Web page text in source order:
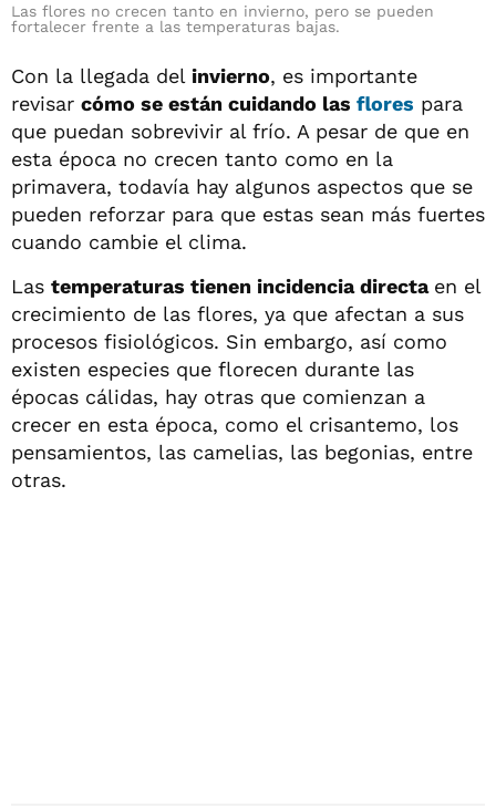
Las flores no crecen tanto en invierno, pero se pueden
fortalecer frente a las temperaturas bajas.
Con la llegada del invierno, es importante
revisar cómo se están cuidando las flores para
que puedan sobrevivir al frío. A pesar de que en
esta época no crecen tanto como en la
primavera, todavía hay algunos aspectos que se
pueden reforzar para que estas sean más fuertes
cuando cambie el clima.
Las temperaturas tienen incidencia directa en el
crecimiento de las flores, ya que afectan a sus
procesos fisiológicos. Sin embargo, así como
existen especies que florecen durante las
épocas cálidas, hay otras que comienzan a
crecer en esta época, como el crisantemo, los
pensamientos, las camelias, las begonias, entre
otras.